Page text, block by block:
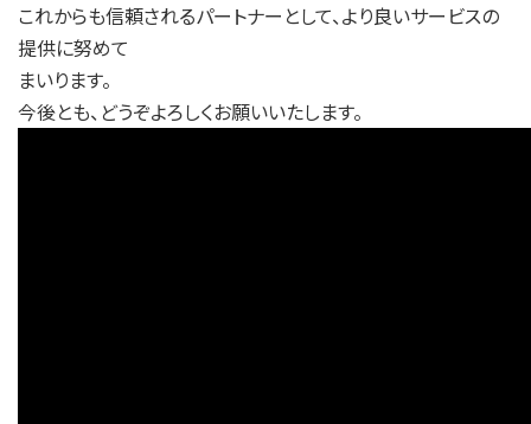
これからも信頼されるパートナーとして、より良いサービスの
提供に努めて
まいります。
今後とも、どうぞよろしくお願いいたします。